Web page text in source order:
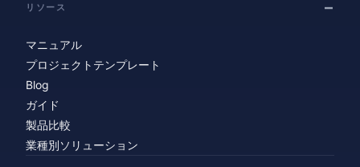
リソース
マニュアル
プロジェクトテンプレート
Blog
ガイド
製品比較
業種別ソリューション